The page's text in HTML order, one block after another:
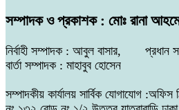
সম্পাদক ও প্রকাশক : মোঃ রানা
নির্বাহী সম্পাদক : আবুল বাসার,
বার্তা সম্পাদক : মাহাবুব হোসেন
সম্পাদকীয় কার্যালয় সার্বিক যোগাযোগ :অফিস